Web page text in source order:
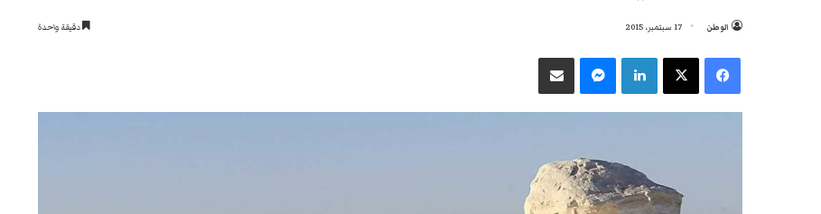
الوطن 17 سبتمبر، 2015 دقيقة واحدة
فيسبوك ‫X لينكدإن ماسنجر مشاركة عبر البريد